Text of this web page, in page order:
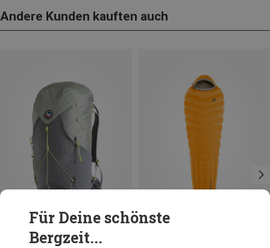
Andere Kunden kauften auch
Du sparst 10%
Für Deine schönste
Bergzeit...